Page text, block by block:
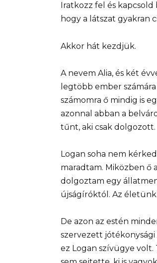
Iratkozz fel és
hogy a látszat gyakran
Akkor hát kezdjük.
A nevem Alia, és két
legtöbb ember
számomra ő mindig is
azonnal abban a
tűnt, aki csak dolgozott.
Logan soha nem
maradtam. Miközben ő
dolgoztam egy
újságíróktól. Az
De azon az estén
szervezett
ez Logan szívügye